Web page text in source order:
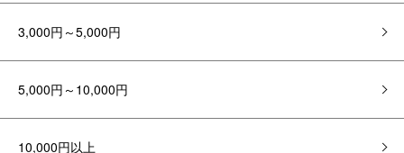
3,000円～5,000円
5,000円～10,000円
10,000円以上